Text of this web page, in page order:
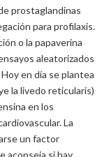
prostaglandinas
para profilaxis.
o la papaverina
aleatorizados
en día se plantea
la livedo reticularis)
en los
La
un factor
aconseja si hay